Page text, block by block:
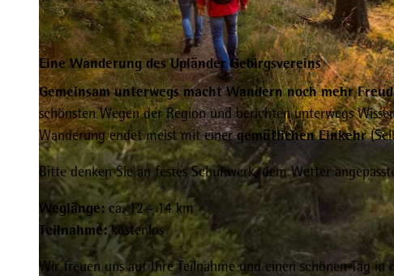
© Katharina Schwake-Drucks, Rothaarsteigverein e.V. / Klaus-Peter Kappest |
Eine Wanderung des Upländer Gebirgsvereins
Gemeinsam unterwegs macht Wandern noch mehr
schönsten Wegen der Region und berichten unterwegs
Wanderung endet meist mit einergemütlichen Einkehr
Bitte denken Sie an festes Schuhwerk, dem Wetter
Weglänge: ca. 12 - 14 km
Teilnahme:kostenlos
Wir freuen uns auf Ihre Teilnahme und einen schönen Tag in